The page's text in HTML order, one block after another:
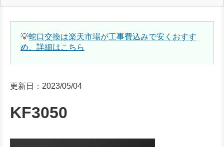
💡蛇口交換は楽天市場が工事費込みで安くおすす
め。詳細はこちら
更新日：2023/05/04
KF3050